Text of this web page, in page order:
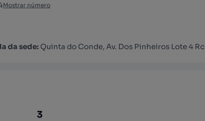
Mostrar número
da sede: Quinta do Conde, Av. Dos Pinheiros Lote 4 Rc
3